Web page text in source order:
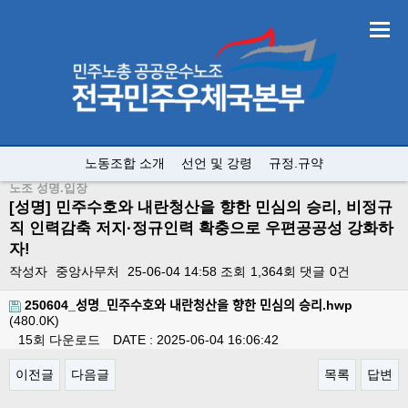
노동조합 소개 선언 및 강령 규정.규약
노조 성명.입장
[성명] 민주수호와 내란청산을 향한 민심의 승리, 비정규
직 인력감축 저지·정규인력 확충으로 우편공공성 강화하
자!
작성자 중앙사무처 25-06-04 14:58 조회 1,364회 댓글 0건
250604_성명_민주수호와 내란청산을 향한 민심의 승리.hwp
(480.0K)
15회 다운로드
DATE : 2025-06-04 16:06:42
이전글 다음글 목록 답변